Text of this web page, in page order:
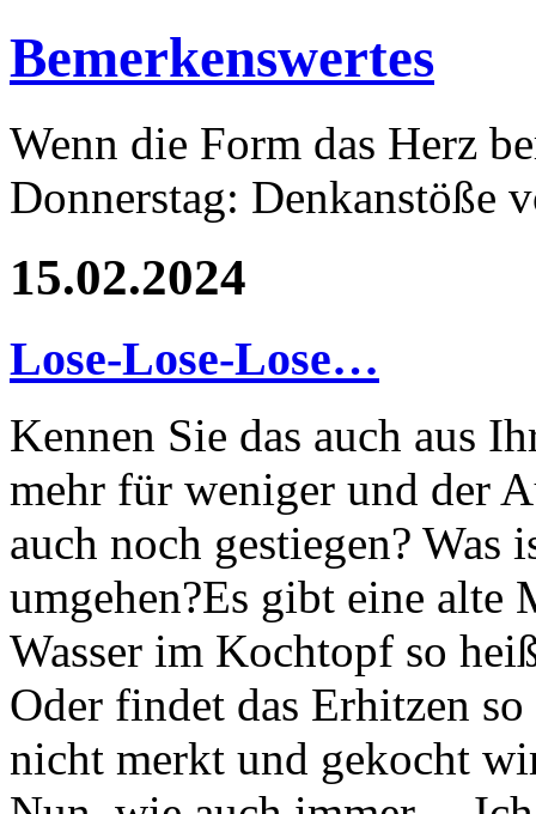
Bemerkenswertes
Wenn die Form das Herz
Donnerstag: Denkanstöße
15.02.2024
Lose-Lose-Lose…
Kennen Sie das auch aus
mehr für weniger und der
auch noch gestiegen?
umgehen?Es gibt eine alte
Wasser im Kochtopf so
Oder findet das Erhitzen so
nicht merkt und gekocht